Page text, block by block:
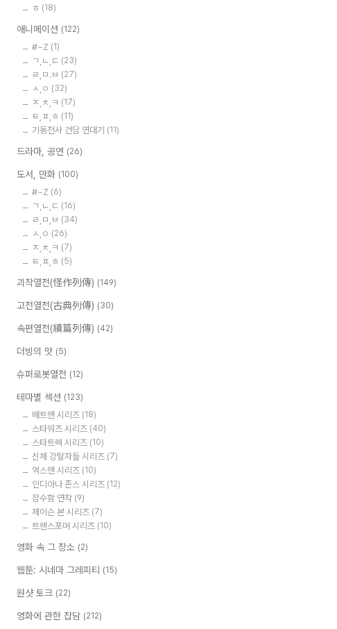
ㅎ (18)
애니메이션 (122)
#~Z (1)
ㄱ,ㄴ,ㄷ (23)
ㄹ,ㅁ.ㅂ (27)
ㅅ,ㅇ (32)
ㅈ,ㅊ,ㅋ (17)
ㅌ,ㅍ,ㅎ (11)
기동전사 건담 연대기 (11)
드라마, 공연 (26)
도서, 만화 (100)
#~Z (6)
ㄱ,ㄴ,ㄷ (16)
ㄹ,ㅁ,ㅂ (34)
ㅅ,ㅇ (26)
ㅈ,ㅊ,ㅋ (7)
ㅌ,ㅍ,ㅎ (5)
괴작열전(怪作列傳) (149)
고전열전(古典列傳) (30)
속편열전(續篇列傳) (42)
더빙의 맛 (5)
슈퍼로봇열전 (12)
테마별 섹션 (123)
배트맨 시리즈 (18)
스타워즈 시리즈 (40)
스타트렉 시리즈 (10)
신체 강탈자들 시리즈 (7)
엑스맨 시리즈 (10)
인디아나 존스 시리즈 (12)
잠수함 연작 (9)
제이슨 본 시리즈 (7)
트랜스포머 시리즈 (10)
영화 속 그 장소 (2)
웹툰: 시네마 그레피티 (15)
원샷 토크 (22)
영화에 관한 잡담 (212)